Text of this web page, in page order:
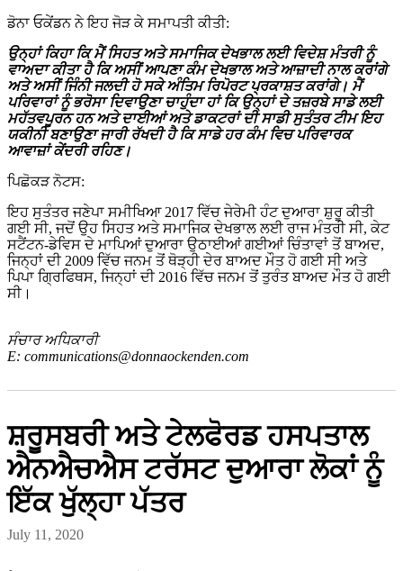
ਡੋਨਾ ਓਕੇਂਡਨ ਨੇ ਇਹ ਜੋੜ ਕੇ ਸਮਾਪਤੀ ਕੀਤੀ:
ਉਨ੍ਹਾਂ ਕਿਹਾ ਕਿ ਮੈਂ ਸਿਹਤ ਅਤੇ ਸਮਾਜਿਕ ਦੇਖਭਾਲ ਲਈ ਵਿਦੇਸ਼ ਮੰਤਰੀ ਨੂੰ
ਵਾਅਦਾ ਕੀਤਾ ਹੈ ਕਿ ਅਸੀਂ ਆਪਣਾ ਕੰਮ ਦੇਖਭਾਲ ਅਤੇ ਆਜ਼ਾਦੀ ਨਾਲ ਕਰਾਂਗੇ
ਅਤੇ ਅਸੀਂ ਜਿੰਨੀ ਜਲਦੀ ਹੋ ਸਕੇ ਅੰਤਿਮ ਰਿਪੋਰਟ ਪ੍ਰਕਾਸ਼ਤ ਕਰਾਂਗੇ। ਮੈਂ
ਪਰਿਵਾਰਾਂ ਨੂੰ ਭਰੋਸਾ ਦਿਵਾਉਣਾ ਚਾਹੁੰਦਾ ਹਾਂ ਕਿ ਉਨ੍ਹਾਂ ਦੇ ਤਜ਼ਰਬੇ ਸਾਡੇ ਲਈ
ਮਹੱਤਵਪੂਰਨ ਹਨ ਅਤੇ ਦਾਈਆਂ ਅਤੇ ਡਾਕਟਰਾਂ ਦੀ ਸਾਡੀ ਸੁਤੰਤਰ ਟੀਮ ਇਹ
ਯਕੀਨੀ ਬਣਾਉਣਾ ਜਾਰੀ ਰੱਖਦੀ ਹੈ ਕਿ ਸਾਡੇ ਹਰ ਕੰਮ ਵਿਚ ਪਰਿਵਾਰਕ
ਆਵਾਜ਼ਾਂ ਕੇਂਦਰੀ ਰਹਿਣ।
ਪਿਛੋਕੜ ਨੋਟਸ:
ਇਹ ਸੁਤੰਤਰ ਜਣੇਪਾ ਸਮੀਖਿਆ 2017 ਵਿੱਚ ਜੇਰੇਮੀ ਹੰਟ ਦੁਆਰਾ ਸ਼ੁਰੂ ਕੀਤੀ
ਗਈ ਸੀ, ਜਦੋਂ ਉਹ ਸਿਹਤ ਅਤੇ ਸਮਾਜਿਕ ਦੇਖਭਾਲ ਲਈ ਰਾਜ ਮੰਤਰੀ ਸੀ, ਕੇਟ
ਸਟੈਂਟਨ-ਡੇਵਿਸ ਦੇ ਮਾਪਿਆਂ ਦੁਆਰਾ ਉਠਾਈਆਂ ਗਈਆਂ ਚਿੰਤਾਵਾਂ ਤੋਂ ਬਾਅਦ,
ਜਿਨ੍ਹਾਂ ਦੀ 2009 ਵਿੱਚ ਜਨਮ ਤੋਂ ਥੋੜ੍ਹੀ ਦੇਰ ਬਾਅਦ ਮੌਤ ਹੋ ਗਈ ਸੀ ਅਤੇ
ਪਿਪਾ ਗ੍ਰਿਫਿਥਸ, ਜਿਨ੍ਹਾਂ ਦੀ 2016 ਵਿੱਚ ਜਨਮ ਤੋਂ ਤੁਰੰਤ ਬਾਅਦ ਮੌਤ ਹੋ ਗਈ
ਸੀ।
ਸੰਚਾਰ ਅਧਿਕਾਰੀ
E: communications@donnaockenden.com
ਸ਼ਰੂਸਬਰੀ ਅਤੇ ਟੇਲਫੋਰਡ ਹਸਪਤਾਲ
ਐਨਐਚਐਸ ਟਰੱਸਟ ਦੁਆਰਾ ਲੋਕਾਂ ਨੂੰ
ਇੱਕ ਖੁੱਲ੍ਹਾ ਪੱਤਰ
July 11, 2020